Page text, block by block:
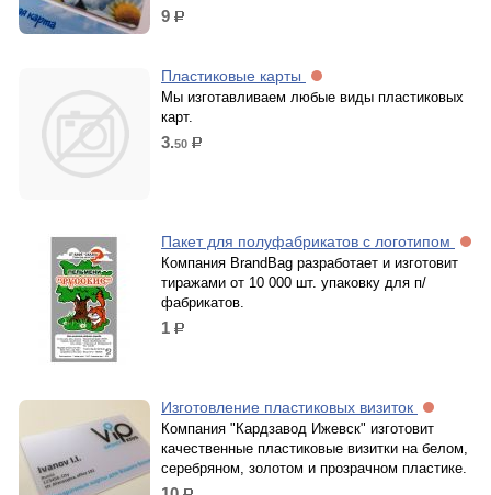
9 р.
Пластиковые карты
Мы изготавливаем любые виды пластиковых
карт.
3.50 р.
Пакет для полуфабрикатов с логотипом
Компания BrandBag разработает и изготовит
тиражами от 10 000 шт. упаковку для п/
фабрикатов.
1 р.
Изготовление пластиковых визиток
Компания "Кардзавод Ижевск" изготовит
качественные пластиковые визитки на белом,
серебряном, золотом и прозрачном пластике.